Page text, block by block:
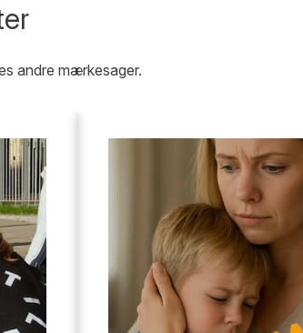
andre mærkesager.